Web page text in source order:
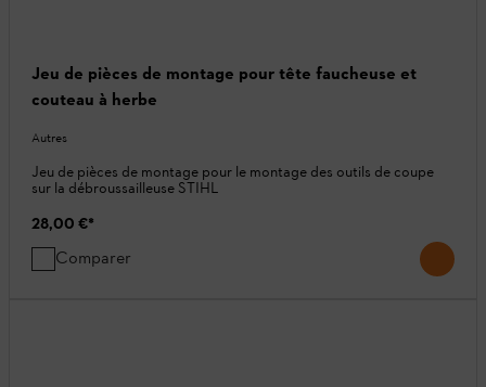
Jeu de pièces de montage pour tête faucheuse et
couteau à herbe
Autres
Jeu de pièces de montage pour le montage des outils de coupe
sur la débroussailleuse STIHL
28,00 €*
Comparer